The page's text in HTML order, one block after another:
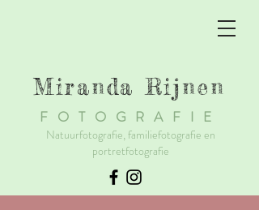
Miranda Rijnen
F OTOGRAFIE
Natuurfotografie, familiefotografie en
portretfotografie